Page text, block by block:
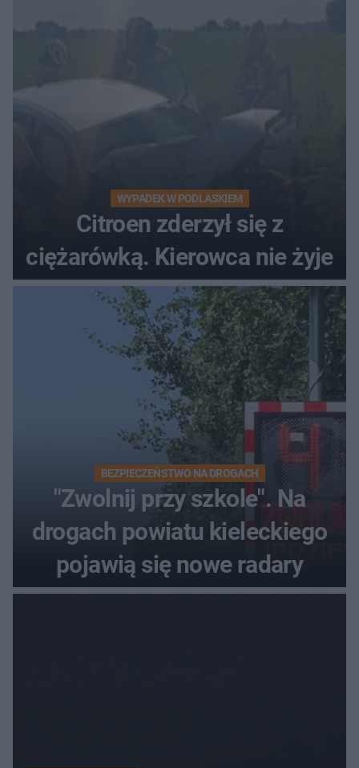
WYPADEK W PODLASKIEM
Citroen zderzył się z
ciężarówką. Kierowca nie żyje
BEZPIECZEŃSTWO NA DROGACH
"Zwolnij przy szkole". Na
drogach powiatu kieleckiego
pojawią się nowe radary